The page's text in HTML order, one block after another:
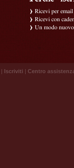
Ricevi per
Ricevi con
Un modo
| Iscriviti | Centro